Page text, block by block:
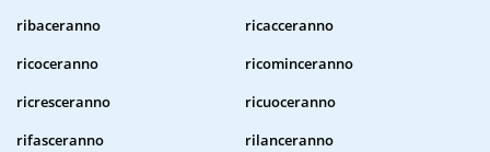
ribaceranno
ricacceranno
ricoceranno
ricominceranno
ricresceranno
ricuoceranno
rifasceranno
rilanceranno